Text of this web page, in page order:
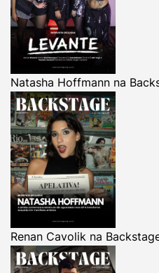
Natasha Hoffmann na
Renan Cavolik na